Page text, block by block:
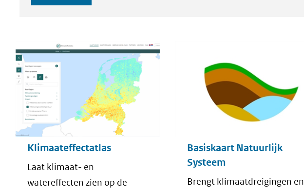
Resultaten
Klimaateffectatlas
Laat klimaat- en
watereffecten zien op de
Basiskaart Natuurlijk
Systeem
Brengt klimaatdreigingen en